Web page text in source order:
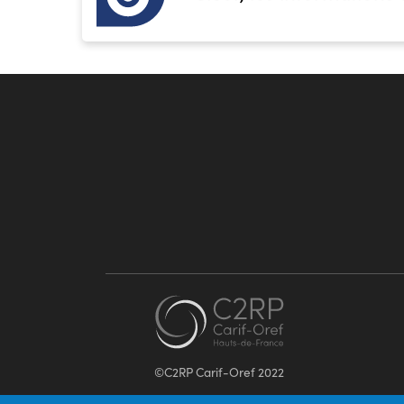
©C2RP Carif-Oref 2022